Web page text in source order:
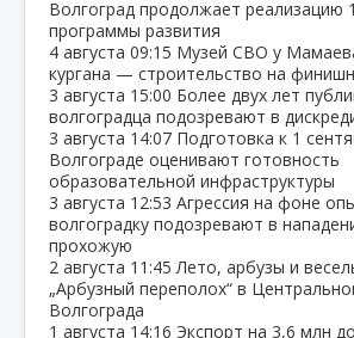
Волгоград продолжает реализацию
программы развития
4 августа 09:15 Музей СВО у
кургана — строительство на
3 августа 15:00 Более двух лет
волгоградца подозревают в
3 августа 14:07 Подготовка к 1
Волгограде оценивают готовность
образовательной инфраструктуры
3 августа 12:53 Агрессия на фоне
волгоградку подозревают в
прохожую
2 августа 11:45 Лето, арбузы и
„Арбузный переполох“ в
Волгограда
1 августа 14:16 Экспорт на 3,6 млн